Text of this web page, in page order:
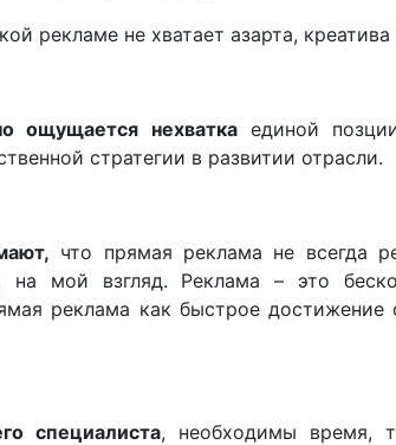
рекламе не хватает азарта,
ощущается нехваткаединой
стратегии в развитии отрасли.
что прямая реклама не всегда
на мой взгляд. Реклама – это
реклама как быстрое достижение
специалиста, необходимы время,